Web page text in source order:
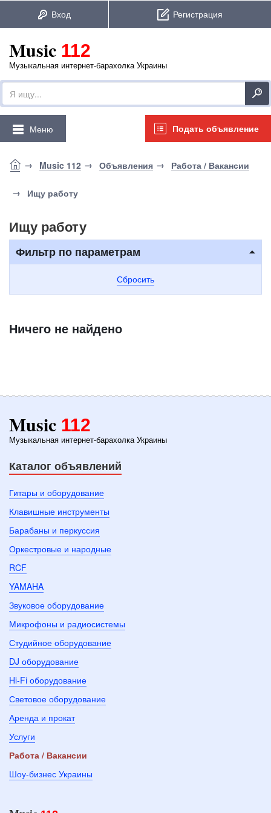
Music 112
Музыкальная интернет-барахолка Украины
Подать объявление
Меню
Music 112 Объявления Работа / Вакансии
Ищу работу
Ищу работу
Фильтр по параметрам
Сбросить
Ничего не найдено
Music 112
Музыкальная интернет-барахолка Украины
Каталог объявлений
Гитары и оборудование
Клавишные инструменты
Барабаны и перкуссия
Оркестровые и народные
RCF
YAMAHA
Звуковое оборудование
Микрофоны и радиосистемы
Студийное оборудование
DJ оборудование
Hi-Fi оборудование
Световое оборудование
Аренда и прокат
Услуги
Работа / Вакансии
Шоу-бизнес Украины